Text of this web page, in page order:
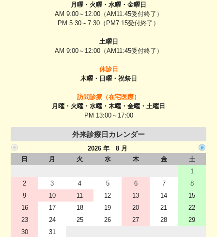
月曜・火曜・水曜・金曜日
AM 9:00～12:00（AM11:45受付終了）
PM 5:30～7:30（PM7:15受付終了）
土曜日
AM 9:00～12:00（AM11:45受付終了）
休診日
木曜・日曜・祝祭日
訪問診療（在宅医療）
月曜・火曜・水曜・木曜・金曜・土曜日
PM 13:00～17:00
外来診療日カレンダー
2026 年 8 月
日
月 火 水 木 金
土
1
2
3 4 5 6 7
8
9
10 11 12 13 14
15
16
17 18 19 20 21
22
23
24 25 26 27 28
29
30
31